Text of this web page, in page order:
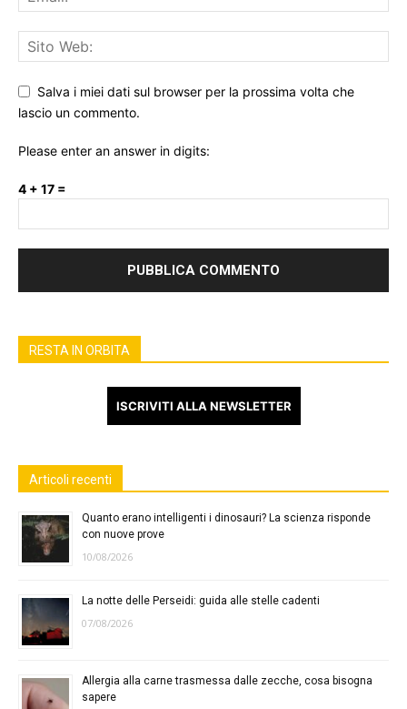
Salva i miei dati sul browser per la prossima volta che
lascio un commento.
Please enter an answer in digits:
4 + 17 =
RESTA IN ORBITA
ISCRIVITI ALLA NEWSLETTER
Articoli recenti
Quanto erano intelligenti i dinosauri? La scienza risponde
con nuove prove
10/08/2026
La notte delle Perseidi: guida alle stelle cadenti
07/08/2026
Allergia alla carne trasmessa dalle zecche, cosa bisogna
sapere